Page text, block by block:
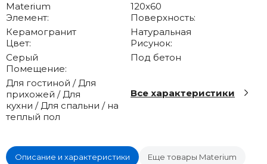
Materium
120x60
Элемент:
Керамогранит
Поверхность:
Натуральная
Цвет:
Серый
Рисунок:
Под бетон
Помещение:
Для гостиной / Для
прихожей / Для
кухни / Для спальни / на
теплый пол
Все характеристики
Описание и характеристики Еще товары Materium